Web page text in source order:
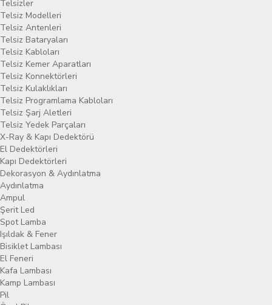
Telsizler
Telsiz Modelleri
Telsiz Antenleri
Telsiz Bataryaları
Telsiz Kabloları
Telsiz Kemer Aparatları
Telsiz Konnektörleri
Telsiz Kulaklıkları
Telsiz Programlama Kabloları
Telsiz Şarj Aletleri
Telsiz Yedek Parçaları
X-Ray & Kapı Dedektörü
El Dedektörleri
Kapı Dedektörleri
Dekorasyon & Aydınlatma
Aydınlatma
Ampul
Şerit Led
Spot Lamba
Işıldak & Fener
Bisiklet Lambası
El Feneri
Kafa Lambası
Kamp Lambası
Pil